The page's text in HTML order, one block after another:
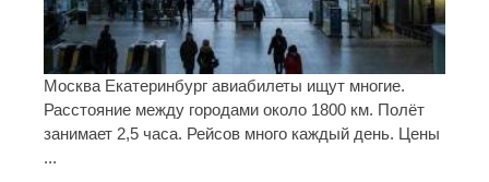
Москва Екатеринбург авиабилеты ищут многие.
Расстояние между городами около 1800 км. Полёт
занимает 2,5 часа. Рейсов много каждый день. Цены
...